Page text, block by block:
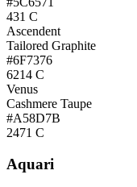
431 C
Ascendent
Tailored Graphite
#6F7376
6214 C
Venus
Cashmere Taupe
#A58D7B
2471 C
Aquari